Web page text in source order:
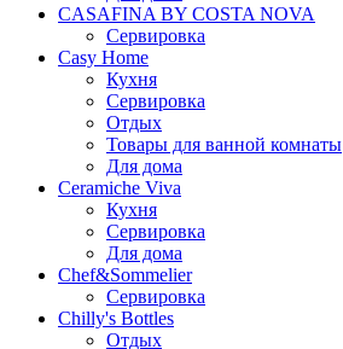
CASAFINA BY COSTA NOVA
Сервировка
Casy Home
Кухня
Сервировка
Отдых
Товары для ванной комнаты
Для дома
Ceramiche Viva
Кухня
Сервировка
Для дома
Chef&Sommelier
Сервировка
Chilly's Bottles
Отдых